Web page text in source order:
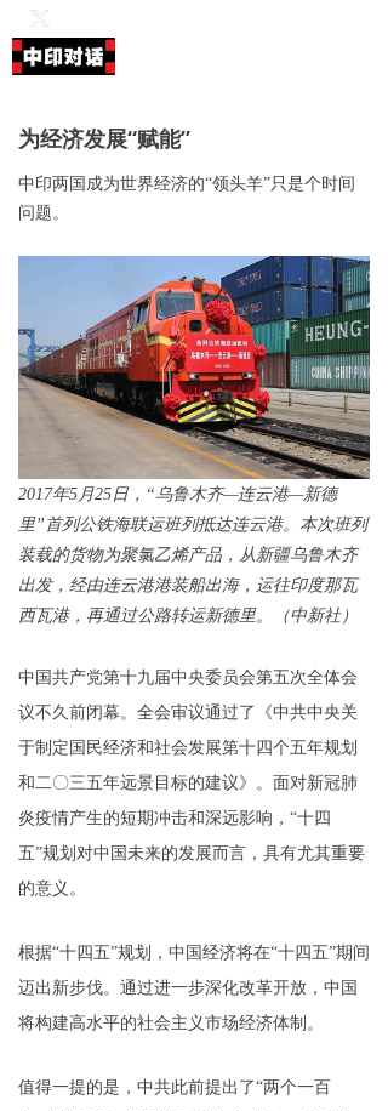
学习进行时
新时代
政策
社会
专栏
中印两国成为世界经济的“领头羊”只是个时间
问题。
2017年5月25日，“乌鲁木齐—连云港—新德
里”首列公铁海联运班列抵达连云港。本次班列
装载的货物为聚氯乙烯产品，从新疆乌鲁木齐
出发，经由连云港港装船出海，运往印度那瓦
西瓦港，再通过公路转运新德里。（中新社）
中国共产党第十九届中央委员会第五次全体会
议不久前闭幕。全会审议通过了《中共中央关
于制定国民经济和社会发展第十四个五年规划
和二〇三五年远景目标的建议》。面对新冠肺
炎疫情产生的短期冲击和深远影响，“十四
五”规划对中国未来的发展而言，具有尤其重要
的意义。
根据“十四五”规划，中国经济将在“十四五”期间
迈出新步伐。通过进一步深化改革开放，中国
将构建高水平的社会主义市场经济体制。
值得一提的是，中共此前提出了“两个一百
为经济发展“赋能”